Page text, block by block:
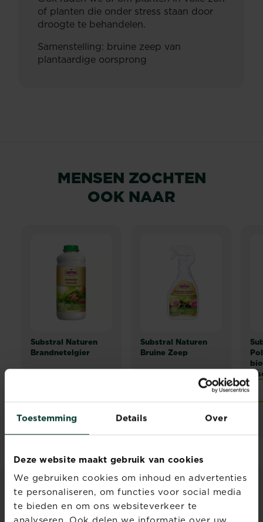
Toestemming Details Over
Deze website maakt gebruik van cookies
We gebruiken cookies om inhoud en advertenties
te personaliseren, om functies voor social media
te bieden en om ons websiteverkeer te
of planten die onder stress staan door
droogte te behandelen.
Samenstelling: bruine zeep van
plantaardige oorsprong
MENSEN ZOCHTEN
OOK NAAR
Substral Naturen
Brandnetelgier
Substral Naturen
Bruine Zeep
Verkooppunten
ADVIES & INSPIRATIE